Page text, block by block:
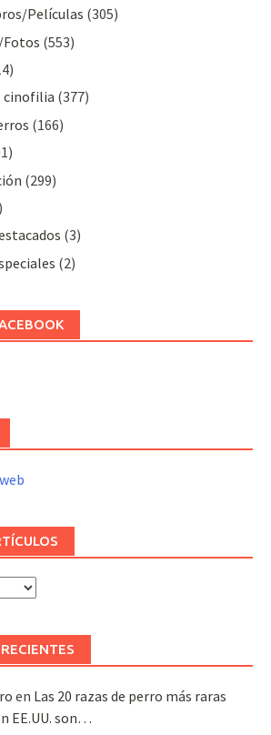
Películas (305)
(553)
cinofilia (377)
(166)
(299)
(3)
(2)
en Las 20 razas de perro más raras
EE.UU. son…